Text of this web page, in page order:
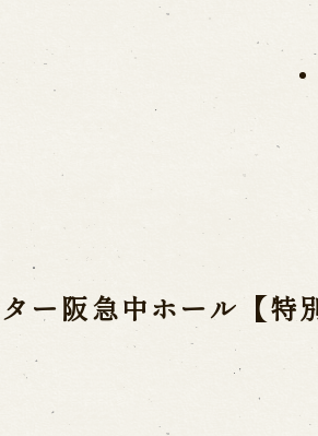
アクセス
お問い合わせ
よくあるご質問
メールでお問い
お電話でお問い合わせ
ー阪急中ホール【